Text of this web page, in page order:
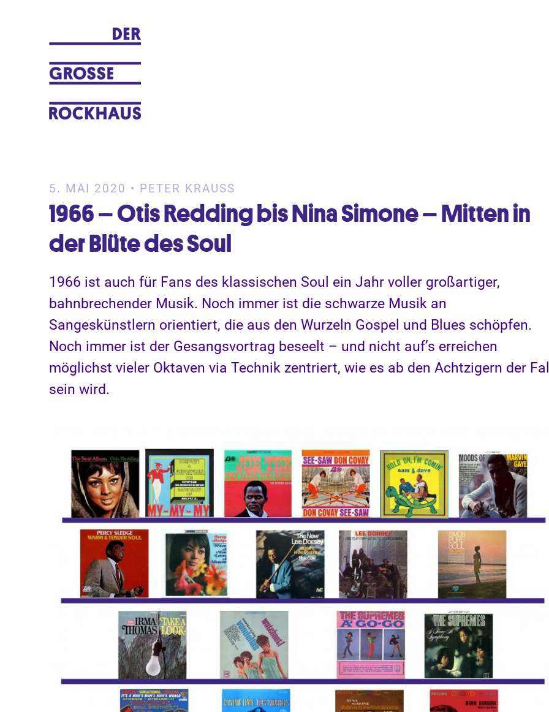
5. MAI 2020 • PETER KRAUSS
1966 – Otis Redding bis Nina Simone – Mitten in
der Blüte des Soul
1966 ist auch für Fans des klassischen Soul ein Jahr voller großartiger,
bahnbrechender Musik. Noch immer ist die schwarze Musik an
Sangeskünstlern orientiert, die aus den Wurzeln Gospel und Blues schöpfen.
Noch immer ist der Gesangsvortrag beseelt – und nicht auf’s erreichen
möglichst vieler Oktaven via Technik zentriert, wie es ab den Achtzigern der
sein wird.